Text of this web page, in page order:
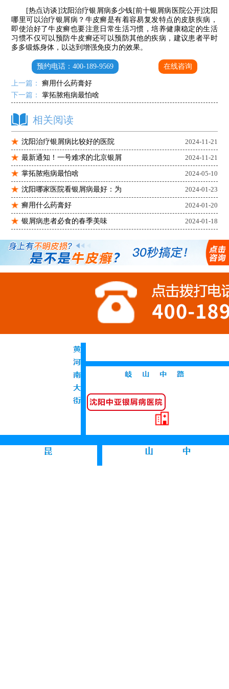
[热点访谈]沈阳治疗银屑病多少钱[前十银屑病医院公开]沈阳
哪里可以治疗银屑病？牛皮癣是有着容易复发特点的皮肤疾病，
即使治好了牛皮癣也要注意日常生活习惯，培养健康稳定的生活
习惯不仅可以预防牛皮癣还可以预防其他的疾病，建议患者平时
多多锻炼身体，以达到增强免疫力的效果。
预约电话：400-189-9569 在线咨询
上一篇：
癣用什么药膏好
下一篇：
掌拓脓疱病最怕啥
相关阅读
沈阳治疗银屑病比较好的医院 2024-11-21
最新通知！一号难求的北京银屑 2024-11-21
掌拓脓疱病最怕啥 2024-05-10
沈阳哪家医院看银屑病最好：为 2024-01-23
癣用什么药膏好 2024-01-20
银屑病患者必食的春季美味 2024-01-18